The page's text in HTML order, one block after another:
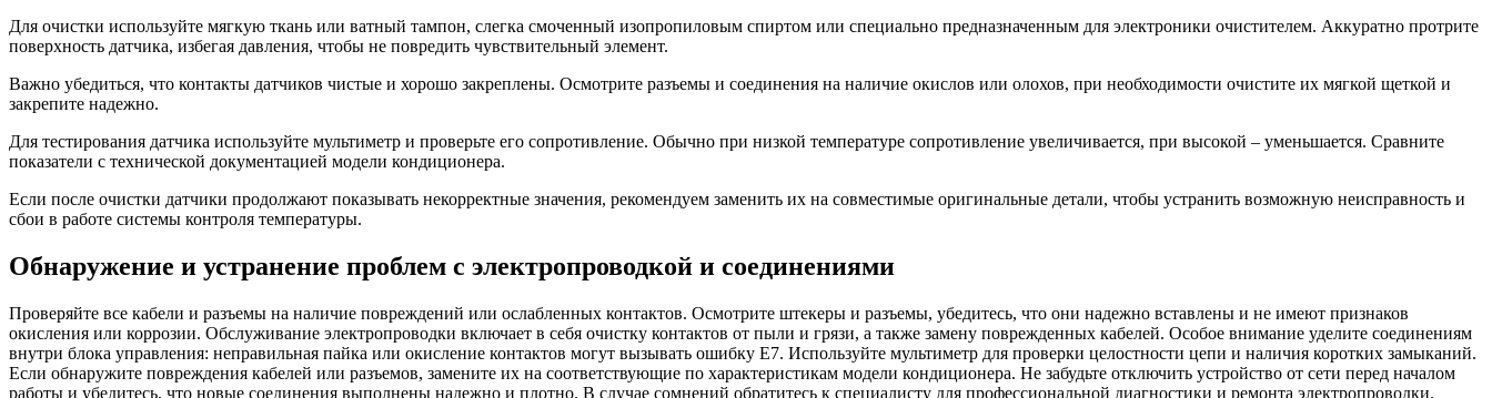
Для очистки используйте мягкую ткань или ватный тампон, слегка смоченный изопропиловым спиртом или специально предназначенным для электроники очистителем. Аккуратно протрите
поверхность датчика, избегая давления, чтобы не повредить чувствительный элемент.
Важно убедиться, что контакты датчиков чистые и хорошо закреплены. Осмотрите разъемы и соединения на наличие окислов или олохов, при необходимости очистите их мягкой щеткой и
закрепите надежно.
Для тестирования датчика используйте мультиметр и проверьте его сопротивление. Обычно при низкой температуре сопротивление увеличивается, при высокой – уменьшается. Сравните
показатели с технической документацией модели кондиционера.
Если после очистки датчики продолжают показывать некорректные значения, рекомендуем заменить их на совместимые оригинальные детали, чтобы устранить возможную неисправность и
сбои в работе системы контроля температуры.
Обнаружение и устранение проблем с электропроводкой и соединениями
Проверяйте все кабели и разъемы на наличие повреждений или ослабленных контактов. Осмотрите штекеры и разъемы, убедитесь, что они надежно вставлены и не имеют признаков
окисления или коррозии. Обслуживание электропроводки включает в себя очистку контактов от пыли и грязи, а также замену поврежденных кабелей. Особое внимание уделите соединениям
внутри блока управления: неправильная пайка или окисление контактов могут вызывать ошибку E7. Используйте мультиметр для проверки целостности цепи и наличия коротких замыканий.
Если обнаружите повреждения кабелей или разъемов, замените их на соответствующие по характеристикам модели кондиционера. Не забудьте отключить устройство от сети перед началом
работы и убедитесь, что новые соединения выполнены надежно и плотно. В случае сомнений обратитесь к специалисту для профессиональной диагностики и ремонта электропроводки.